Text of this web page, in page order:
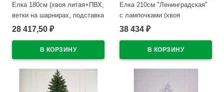
Елка 180см (хвоя литая+ПВХ,
ветки на шарнирах, подставка
металл.) "Ленинградская" с
28 417,50 ₽
Елка 210см "Ленинградская"
с лампочками (хвоя
литая+ПВХ, подставка
38 434 ₽